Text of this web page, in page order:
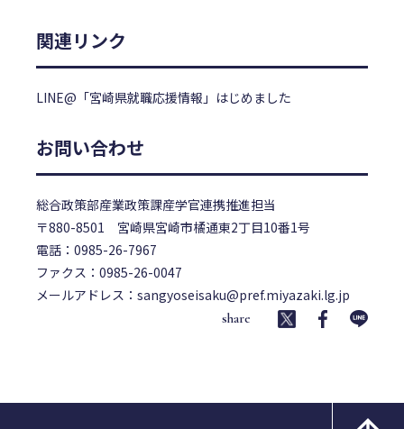
関連リンク
LINE@「宮崎県就職応援情報」はじめました
お問い合わせ
総合政策部産業政策課産学官連携推進担当
〒880-8501 宮崎県宮崎市橘通東2丁目10番1号
電話：0985-26-7967
ファクス：0985-26-0047
メールアドレス： sangyoseisaku@pref.miyazaki.lg.jp
share